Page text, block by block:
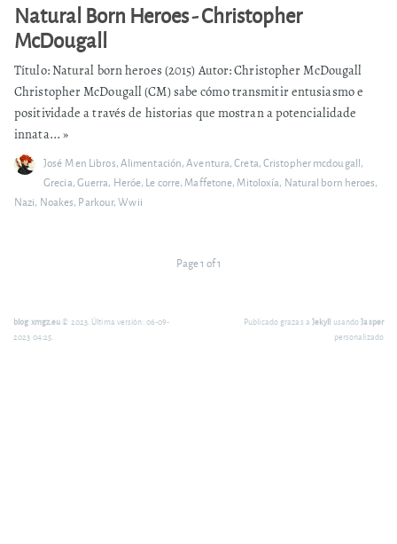
Natural Born Heroes - Christopher
McDougall
Título: Natural born heroes (2015) Autor: Christopher McDougall
Christopher McDougall (CM) sabe cómo transmitir entusiasmo e
positividade a través de historias que mostran a potencialidade
innata... »
José Men Libros,Alimentación,Aventura,Creta,Cristopher mcdougall,
Grecia,Guerra, Heróe, Le corre, Maffetone, Mitoloxía, Natural born heroes,
Nazi, Noakes, Parkour,Wwii
Page 1 of 1
blog xmgz.eu© 2023. Última versión: 06-09-
2023 04:25.
Publicado grazas a Jekyll usandoJasper
personalizado